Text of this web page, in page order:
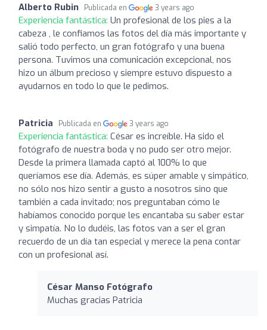
Alberto Rubin Publicada en 3 years ago
Experiencia fantástica: Un profesional de los pies a la
cabeza , le confiamos las fotos del día más importante y
salió todo perfecto, un gran fotógrafo y una buena
persona. Tuvimos una comunicación excepcional, nos
hizo un álbum precioso y siempre estuvo dispuesto a
ayudarnos en todo lo que le pedimos.
Patricia Publicada en 3 years ago
Experiencia fantástica: César es increíble. Ha sido el
fotógrafo de nuestra boda y no pudo ser otro mejor.
Desde la primera llamada captó al 100% lo que
queríamos ese día. Además, es súper amable y simpático,
no sólo nos hizo sentir a gusto a nosotros sino que
también a cada invitado; nos preguntaban cómo le
habíamos conocido porque les encantaba su saber estar
y simpatía. No lo dudéis, las fotos van a ser el gran
recuerdo de un día tan especial y merece la pena contar
con un profesional así.
César Manso Fotógrafo
Muchas gracias Patricia